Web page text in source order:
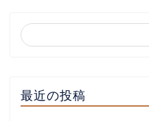
最近の投稿